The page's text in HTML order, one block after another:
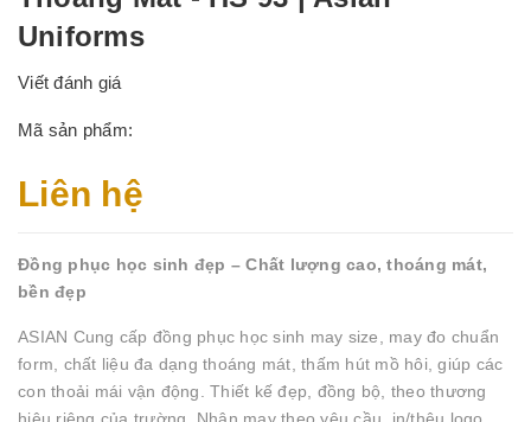
Uniforms
Viết đánh giá
Mã sản phẩm:
Liên hệ
Đồng phục học sinh đẹp – Chất lượng cao, thoáng mát,
bền đẹp
ASIAN Cung cấp đồng phục học sinh may size, may đo chuẩn
form, chất liệu đa dạng thoáng mát, thấm hút mồ hôi, giúp các
con thoải mái vận động. Thiết kế đẹp, đồng bộ, theo thương